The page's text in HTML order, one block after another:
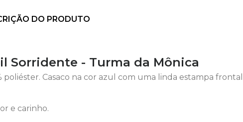
DO PRODUTO
Sorridente - Turma da Mônica
Casaco na cor azul com uma linda estampa
e carinho.